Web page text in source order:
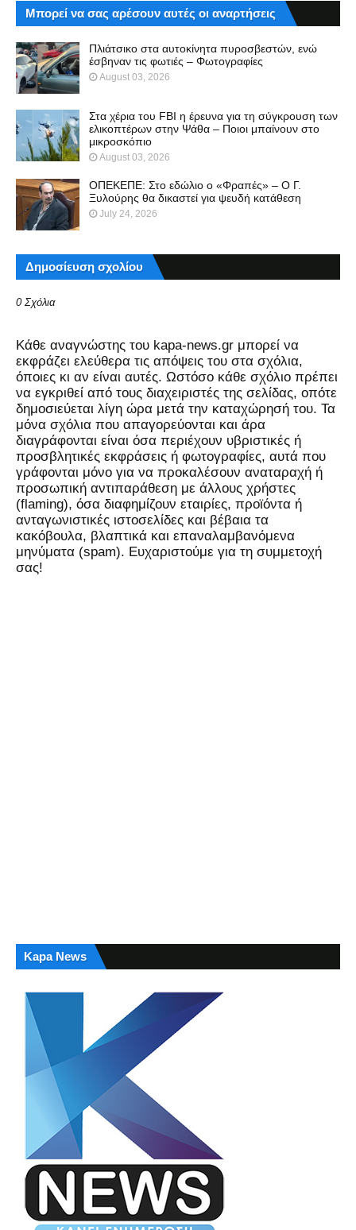
Μπορεί να σας αρέσουν αυτές οι αναρτήσεις
Πλιάτσικο στα αυτοκίνητα πυροσβεστών, ενώ
έσβηναν τις φωτιές – Φωτογραφίες
August 03, 2026
Στα χέρια του FBI η έρευνα για τη σύγκρουση των
ελικοπτέρων στην Ψάθα – Ποιοι μπαίνουν στο
μικροσκόπιο
August 03, 2026
ΟΠΕΚΕΠΕ: Στο εδώλιο ο «Φραπές» – Ο Γ.
Ξυλούρης θα δικαστεί για ψευδή κατάθεση
July 24, 2026
Δημοσίευση σχολίου
0 Σχόλια
Kάθε αναγνώστης του kapa-news.gr μπορεί να
εκφράζει ελεύθερα τις απόψεις του στα σχόλια,
όποιες κι αν είναι αυτές. Ωστόσο κάθε σχόλιο πρέπει
να εγκριθεί από τους διαχειριστές της σελίδας, οπότε
δημοσιεύεται λίγη ώρα μετά την καταχώρησή του. Τα
μόνα σχόλια που απαγορεύονται και άρα
διαγράφονται είναι όσα περιέχουν υβριστικές ή
προσβλητικές εκφράσεις ή φωτογραφίες, αυτά που
γράφονται μόνο για να προκαλέσουν αναταραχή ή
προσωπική αντιπαράθεση με άλλους χρήστες
(flaming), όσα διαφημίζουν εταιρίες, προϊόντα ή
ανταγωνιστικές ιστοσελίδες και βέβαια τα
κακόβουλα, βλαπτικά και επαναλαμβανόμενα
μηνύματα (spam). Ευχαριστούμε για τη συμμετοχή
σας!
Kapa News